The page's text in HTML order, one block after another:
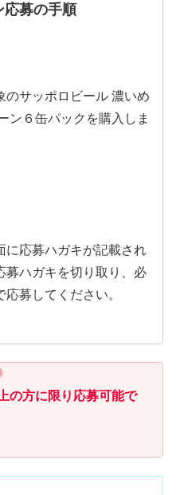
応募の手順
のサッポロビール 濃いめ
ン６缶パックを購入しま
に応募ハガキが記載され
募ハガキを切り取り、必
募してください。
の方に限り応募可能で